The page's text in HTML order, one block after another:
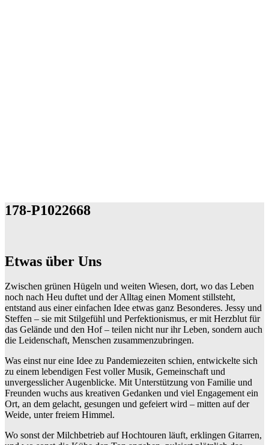
178-P1022668
Etwas über Uns
Zwischen grünen Hügeln und weiten Wiesen, dort, wo das Leben
noch nach Heu duftet und der Alltag einen Moment stillsteht,
entstand aus einer einfachen Idee etwas ganz Besonderes. Jessy und
Steffen – sie mit Stilgefühl und Perfektionismus, er mit Herzblut für
das Gelände und den Hof – teilen nicht nur ihr Leben, sondern auch
die Leidenschaft, Menschen zusammenzubringen.
Was einst nur eine Idee zu Pandemiezeiten schien, entwickelte sich
zu einem lebendigen Fest voller Musik, Gemeinschaft und
unvergesslicher Augenblicke. Mit Unterstützung von Familie und
Freunden wuchs aus kreativen Gedanken und viel Engagement ein
Ort, an dem gelacht, gesungen und gefeiert wird – mitten auf der
Weide, unter freiem Himmel.
Wo sonst der Milchbetrieb auf Hochtouren läuft, erklingen Gitarren,